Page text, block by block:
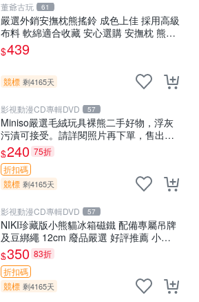
董爺古玩 61
嚴選外銷安撫枕熊搖鈴 成色上佳 採用高級
布料 軟綿適合收藏 安心選購 安撫枕 熊玩
具 搖鈴
$439
競標 剩4165天
影視動漫CD專輯DVD 57
Miniso嚴選毛絨玩具裸熊二手好物，浮灰
污漬可接受。請詳閱照片再下單，售出不
退不換。全新品相收藏推薦。 裸熊 毛絨玩
具 收藏
$240 75折
折扣碼
競標 剩4165天
影視動漫CD專輯DVD 57
NIKI珍藏版小熊貓冰箱磁鐵 配備專屬吊牌
及豆綁繩 12cm 廢品嚴選 好評推薦 小熊
貓冰箱貼 磁鐵掛件 冰箱飾品
$350 83折
折扣碼
競標 剩4165天